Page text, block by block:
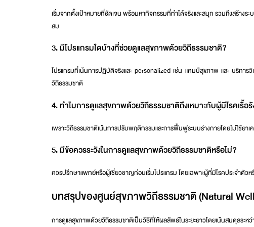
เริ่มจากตั้งเป้าหมายที่ชัดเจน พร้อมหากิจกรรมที่ทำได้จริงและสนุก รวมถึงสร้างร
สม
3. มีโปรแกรมใดบ้างที่ช่วยดูแลสุขภาพด้วยวิถีธรรมชาติ?
โปรแกรมที่เน้นการปฏิบัติจริงและ personalized เช่น แคมป์สุขภาพ และ บริการ
วิถีธรรมชาติ
4. ทำไมการดูแลสุขภาพด้วยวิถีธรรมชาติถึงเหมาะกับผู้มีโรคเรื้อ
เพราะวิถีธรรมชาติเน้นการปรับพฤติกรรมและการฟื้นฟูระบบร่างกายโดยไม่ใช้ย
5. มีข้อควรระวังในการดูแลสุขภาพด้วยวิถีธรรมชาติหรือไม่?
ควรปรึกษาแพทย์หรือผู้เชี่ยวชาญก่อนเริ่มโปรแกรม โดยเฉพาะผู้ที่มีโรคประจำตัว
บทสรุปของศูนย์สุขภาพวิถีธรรมชาติ (Natural
การดูแลสุขภาพด้วยวิถีธรรมชาติเป็นวิธีที่ให้ผลลัพธ์ในระยะยาวโดยเน้นสมดุลร